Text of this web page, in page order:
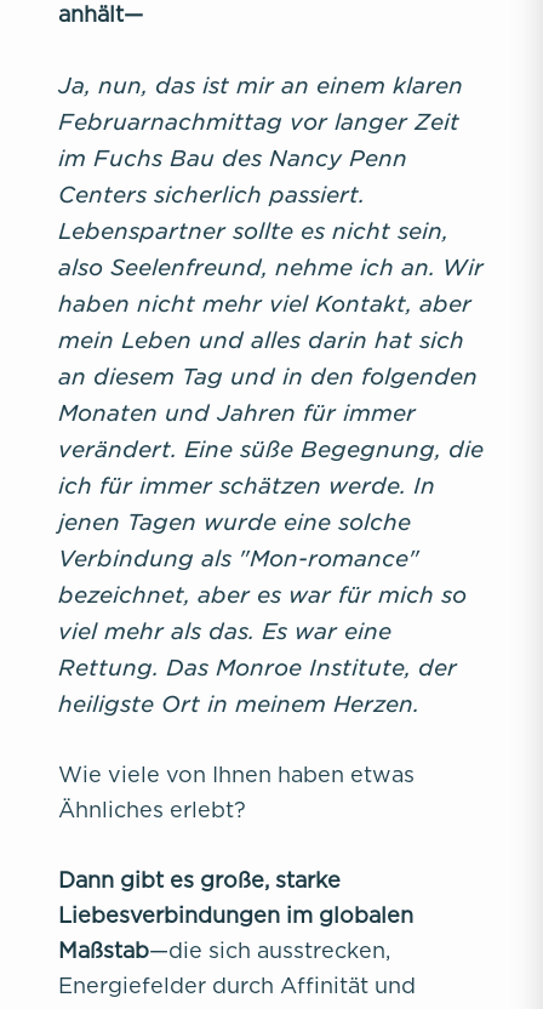
anhält—
Ja, nun, das ist mir an einem klaren
Februarnachmittag vor langer Zeit
im Fuchs Bau des Nancy Penn
Centers sicherlich passiert.
Lebenspartner sollte es nicht sein,
also Seelenfreund, nehme ich an. Wir
haben nicht mehr viel Kontakt, aber
mein Leben und alles darin hat sich
an diesem Tag und in den folgenden
Monaten und Jahren für immer
verändert. Eine süße Begegnung, die
ich für immer schätzen werde. In
jenen Tagen wurde eine solche
Verbindung als "Mon-romance"
bezeichnet, aber es war für mich so
viel mehr als das. Es war eine
Rettung. Das Monroe Institute, der
heiligste Ort in meinem Herzen.
Wie viele von Ihnen haben etwas
Ähnliches erlebt?
Dann gibt es große, starke
Liebesverbindungen im globalen
Maßstab—die sich ausstrecken,
Energiefelder durch Affinität und